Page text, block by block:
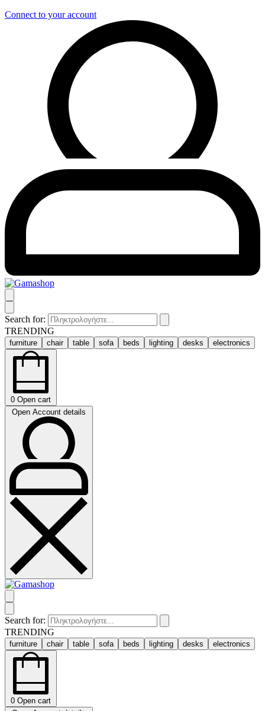
Connect to your account
Search for:
TRENDING
furniture chair table sofa beds lighting desks electronics
0 Open cart
Open Account details
Search for:
TRENDING
furniture chair table sofa beds lighting desks electronics
0 Open cart